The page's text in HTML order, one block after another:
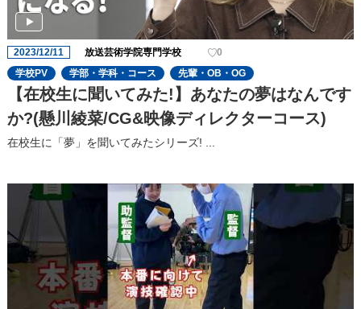
2023/12/11 放送芸術学院専門学校
0
学校PV
学部・学科・コース 先輩・OB・OG
【在校生に聞いてみた!】あなたの夢はなんです
か?(懸川綾菜/CG&映像ディレクターコース)
在校生に「夢」を聞いてみたシリーズ! ...